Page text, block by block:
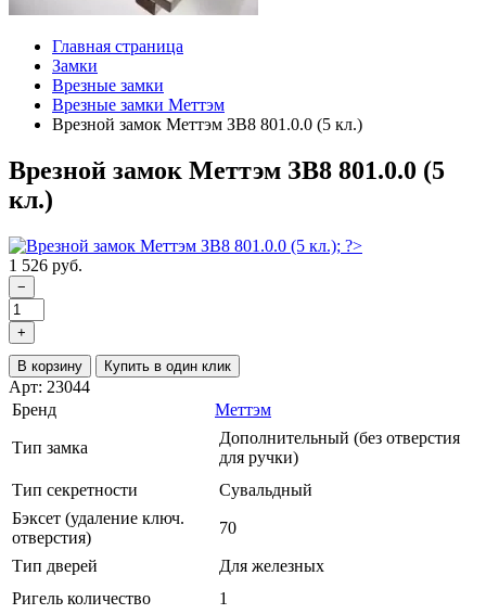
Главная страница
Замки
Врезные замки
Врезные замки Меттэм
Врезной замок Меттэм ЗВ8 801.0.0 (5 кл.)
Врезной замок Меттэм ЗВ8 801.0.0 (5
кл.)
1 526 руб.
−
+
В корзину Купить в один клик
Арт: 23044
Бренд
Меттэм
Тип замка
Дополнительный (без отверстия
для ручки)
Тип секретности
Сувальдный
Бэксет (удаление ключ.
отверстия)
70
Тип дверей
Для железных
Ригель количество
1